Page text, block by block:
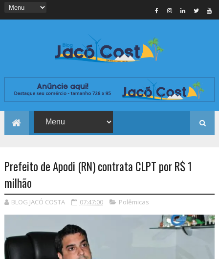
Prefeito de Apodi (RN) contrata CLPT por R$ 1
milhão
BLOG JACÓ COSTA 07:47:00 Polêmicas